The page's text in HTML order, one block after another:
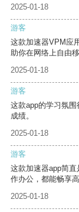
2025-01-18
游客
这款加速器VPM应
助你在网络上自由移
2025-01-18
游客
这款app的学习氛
成绩。
2025-01-18
游客
这款加速器app简
作办公，都能畅享
2025-01-18